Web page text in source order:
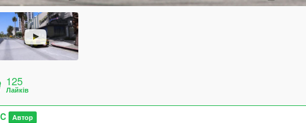
125
Лайків
Автор